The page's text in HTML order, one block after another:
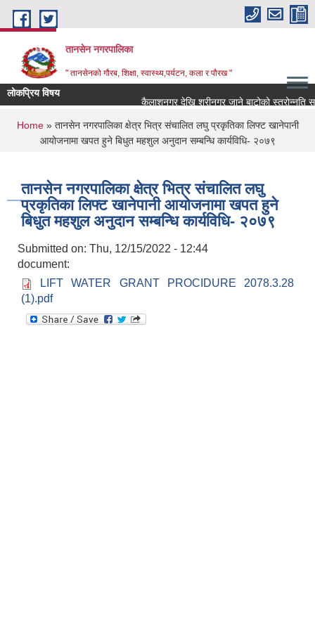
Skip to main content
तानसेन नगरपालिका
" तानसेनको गौरब, शिक्षा, स्वास्थ्य,पर्यटन, कला र पौरख "
लोकप्रिय विषय
You are here
Home» तानसेन नगरपालिका क्षेत्र भित्र संचालित लघु प्रकृतिका लिफ्ट खानेपानी
आयोजनामा खपत हुने बिधुत महशुल अनुदान सम्बन्धि कार्यविधि- २०७९
तानसेन नगरपालिका क्षेत्र भित्र संचालित लघु
प्रकृतिका लिफ्ट खानेपानी आयोजनामा खपत हुने
बिधुत महशुल अनुदान सम्बन्धि कार्यविधि- २०७९
Submitted on: Thu, 12/15/2022 - 12:44
document:
LIFT WATER GRANT PROCIDURE 2078.3.28
(1).pdf